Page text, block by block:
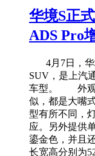
华境S正
ADS Pro
4月7日，华
SUV，是上汽
车型。 外观
似，都是大嘴
型有所不同，
应。另外提供
鎏金色，并且
长宽高分别为